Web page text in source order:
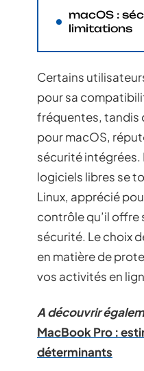
macOS :
limitations
Certains
pour sa
fréquentes, tandis
pour macOS,
sécurité intégrées.
logiciels libres se
Linux, apprécié
contrôle qu’il offre
sécurité. Le choix
en matière de
vos activités en
A découvrir
MacBook Pro :
déterminants